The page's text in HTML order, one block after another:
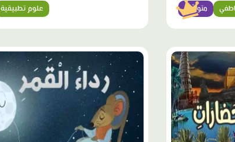
متوسّط علوم تطبيقية
محتوى
مميّز